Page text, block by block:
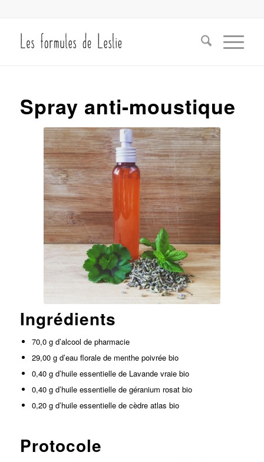
Spray anti-moustique
Ingrédients
70,0 g d’alcool de pharmacie
29,00 g d’eau florale de menthe poivrée bio
0,40 g d’huile essentielle de Lavande vraie bio
0,40 g d’huile essentielle de géranium rosat bio
0,20 g d’huile essentielle de cèdre atlas bio
Protocole